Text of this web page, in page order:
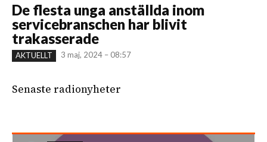
De flesta unga anställda inom
servicebranschen har blivit
trakasserade
AKTUELLT 3 maj, 2024 – 08:57
Senaste radionyheter